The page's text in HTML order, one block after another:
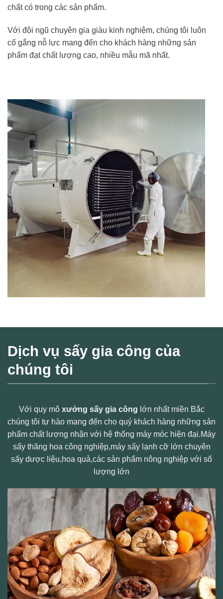
chất có trong các sản phẩm.
Với đội ngũ chuyên gia giàu kinh nghiệm, chúng tôi luôn
cố gắng nỗ lực mang đến cho khách hàng những sản
phẩm đạt chất lượng cao, nhiều mẫu mã nhất.
Dịch vụ sấy gia công của
chúng tôi
Với quy mô xưởng sấy gia công lớn nhất miền Bắc
chúng tôi tự hào mang đến cho quý khách hàng những sản
phẩm chất lượng nhận với hệ thống máy móc hiện đại.Máy
sấy thăng hoa công nghiệp,máy sấy lạnh cỡ lớn chuyên
sấy dược liệu,hoa quả,các sản phẩm nông nghiệp với số
lượng lớn